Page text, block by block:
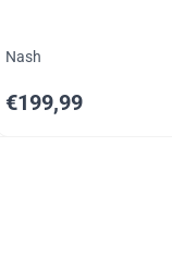
Merk:
Nash
Prijs: 199,99
€199,99